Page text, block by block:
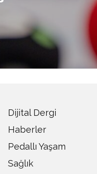
Dijital Dergi
Haberler
Pedallı Yaşam
Sağlık